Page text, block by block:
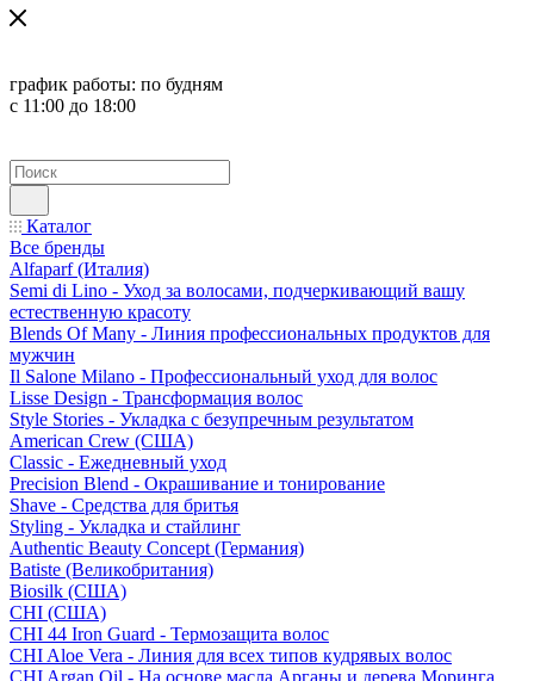
график работы: по будням
с 11:00 до 18:00
Каталог
Все бренды
Alfaparf (Италия)
Semi di Lino - Уход за волосами, подчеркивающий вашу
естественную красоту
Blends Of Many - Линия профессиональных продуктов для
мужчин
Il Salone Milano - Профессиональный уход для волос
Lisse Design - Трансформация волос
Style Stories - Укладка с безупречным результатом
American Crew (США)
Classic - Ежедневный уход
Precision Blend - Окрашивание и тонирование
Shave - Средства для бритья
Styling - Укладка и стайлинг
Authentic Beauty Concept (Германия)
Batiste (Великобритания)
Biosilk (США)
CHI (США)
CHI 44 Iron Guard - Термозащита волос
CHI Aloe Vera - Линия для всех типов кудрявых волос
CHI Argan Oil - На основе масла Арганы и дерева Моринга